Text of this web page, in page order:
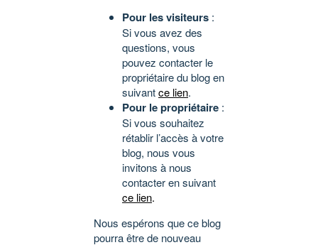
Pour les visiteurs :
Si vous avez des
questions, vous
pouvez contacter le
propriétaire du blog en
suivantce lien.
Pour le propriétaire :
Si vous souhaitez
rétablir l’accès à votre
blog, nous vous
invitons à nous
contacter en suivant
ce lien.
Nous espérons que ce blog
pourra être de nouveau